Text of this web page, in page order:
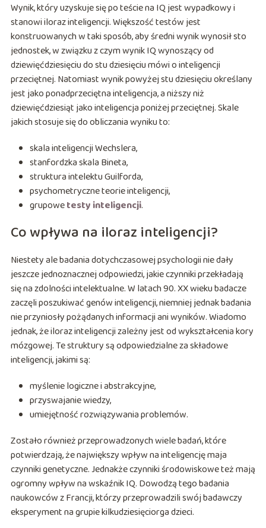
Wynik, który uzyskuje się po teście na IQ jest wypadkowy i
stanowi iloraz inteligencji. Większość testów jest
konstruowanych w taki sposób, aby średni wynik wynosił sto
jednostek, w związku z czym wynik IQ wynoszący od
dziewięćdziesięciu do stu dziesięciu mówi o inteligencji
przeciętnej. Natomiast wynik powyżej stu dziesięciu określany
jest jako ponadprzeciętna inteligencja, a niższy niż
dziewięćdziesiąt jako inteligencja poniżej przeciętnej. Skale
jakich stosuje się do obliczania wyniku to:
skala inteligencji Wechslera,
stanfordzka skala Bineta,
struktura intelektu Guilforda,
psychometryczne teorie inteligencji,
grupowetesty inteligencji.
Co wpływa na iloraz inteligencji?
Niestety ale badania dotychczasowej psychologii nie dały
jeszcze jednoznacznej odpowiedzi, jakie czynniki przekładają
się na zdolności intelektualne. W latach 90. XX wieku badacze
zaczęli poszukiwać genów inteligencji, niemniej jednak badania
nie przyniosły pożądanych informacji ani wyników. Wiadomo
jednak, że iloraz inteligencji zależny jest od wykształcenia kory
mózgowej. Te struktury są odpowiedzialne za składowe
inteligencji, jakimi są:
myślenie logiczne i abstrakcyjne,
przyswajanie wiedzy,
umiejętność rozwiązywania problemów.
Zostało również przeprowadzonych wiele badań, które
potwierdzają, że największy wpływ na inteligencję maja
czynniki genetyczne. Jednakże czynniki środowiskowe też mają
ogromny wpływ na wskaźnik IQ. Dowodzą tego badania
naukowców z Francji, którzy przeprowadzili swój badawczy
eksperyment na grupie kilkudziesięciorga dzieci.